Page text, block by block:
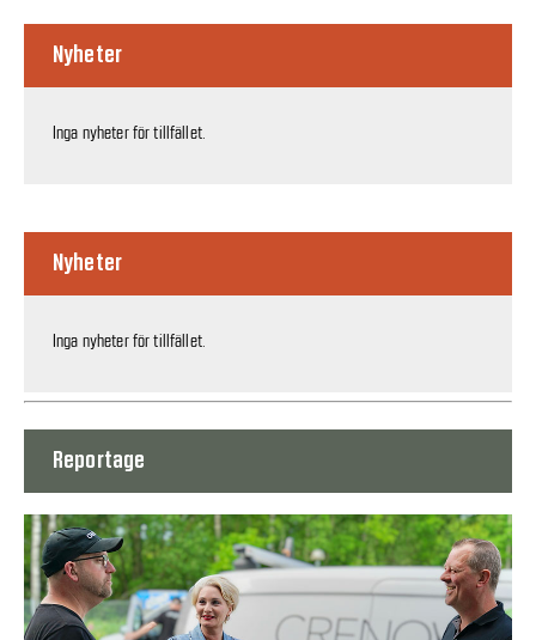
Nyheter
Inga nyheter för tillfället.
Nyheter
Inga nyheter för tillfället.
Reportage